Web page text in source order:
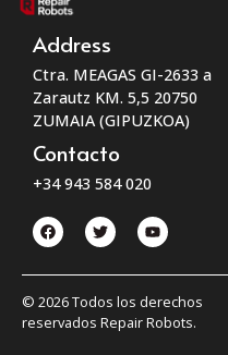
Address
Ctra. MEAGAS GI-2633 a
Zarautz KM. 5,5 20750
ZUMAIA (GIPUZKOA)
Contacto
+34 943 584 020
© 2026 Todos los derechos
reservados Repair Robots.